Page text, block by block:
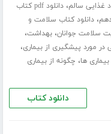
غذایی سالم،
دانلود pdf کتاب
،دانلود کتاب سلامت و
سلامت جوانان،بهداشت،
در مورد پیشگیری از بیماری،
ها، چگونه از بیماری
دانلود کتاب